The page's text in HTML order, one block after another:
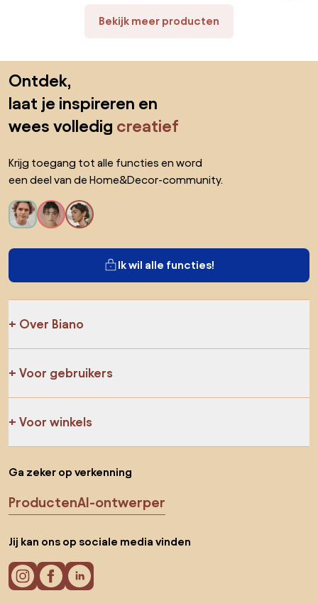
Bekijk meer producten
Ontdek,
laat je inspireren en
wees volledig creatief
Krijg toegang tot alle functies en word
een deel van de Home&Decor-community.
Ik wil alle functies!
Over Biano
Voor gebruikers
Voor winkels
Ga zeker op verkenning
ProductenAI-ontwerper
Jij kan ons op sociale media vinden